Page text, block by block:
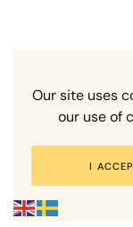
Fotograf
HEM OM
Our site uses
our use of
I